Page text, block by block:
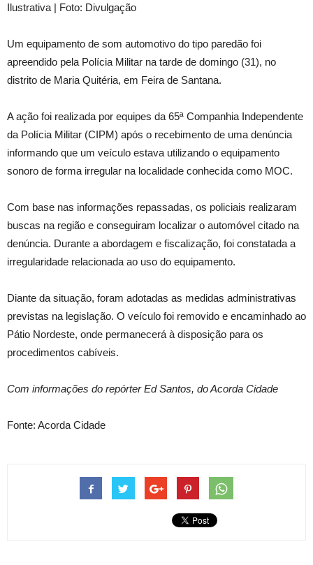
Ilustrativa | Foto: Divulgação
Um equipamento de som automotivo do tipo paredão foi
apreendido pela Polícia Militar na tarde de domingo (31), no
distrito de Maria Quitéria, em Feira de Santana.
A ação foi realizada por equipes da 65ª Companhia Independente
da Polícia Militar (CIPM) após o recebimento de uma denúncia
informando que um veículo estava utilizando o equipamento
sonoro de forma irregular na localidade conhecida como MOC.
Com base nas informações repassadas, os policiais realizaram
buscas na região e conseguiram localizar o automóvel citado na
denúncia. Durante a abordagem e fiscalização, foi constatada a
irregularidade relacionada ao uso do equipamento.
Diante da situação, foram adotadas as medidas administrativas
previstas na legislação. O veículo foi removido e encaminhado ao
Pátio Nordeste, onde permanecerá à disposição para os
procedimentos cabíveis.
Com informações do repórter Ed Santos, do Acorda Cidade
Fonte: Acorda Cidade